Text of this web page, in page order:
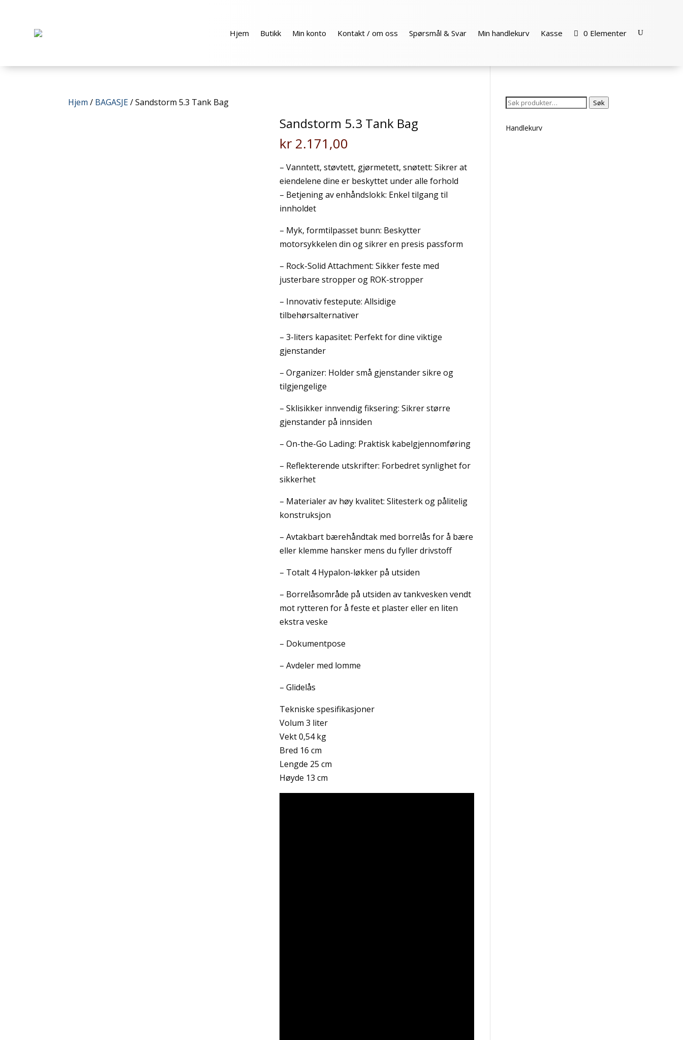
Hjem Butikk Min konto Kontakt / om oss Spørsmål & Svar Min handlekurv Kasse 0 Elementer
Hjem / BAGASJE/ Sandstorm 5.3 Tank Bag
Sandstorm 5.3 Tank Bag
kr2.171,00
– Vanntett, støvtett, gjørmetett, snøtett: Sikrer at
eiendelene dine er beskyttet under alle forhold
– Betjening av enhåndslokk: Enkel tilgang til
innholdet
– Myk, formtilpasset bunn: Beskytter
motorsykkelen din og sikrer en presis passform
– Rock-Solid Attachment: Sikker feste med
justerbare stropper og ROK-stropper
– Innovativ festepute: Allsidige
tilbehørsalternativer
– 3-liters kapasitet: Perfekt for dine viktige
gjenstander
– Organizer: Holder små gjenstander sikre og
tilgjengelige
– Sklisikker innvendig fiksering: Sikrer større
gjenstander på innsiden
– On-the-Go Lading: Praktisk kabelgjennomføring
– Reflekterende utskrifter: Forbedret synlighet for
sikkerhet
– Materialer av høy kvalitet: Slitesterk og pålitelig
konstruksjon
– Avtakbart bærehåndtak med borrelås for å bære
eller klemme hansker mens du fyller drivstoff
– Totalt 4 Hypalon-løkker på utsiden
– Borrelåsområde på utsiden av tankvesken vendt
mot rytteren for å feste et plaster eller en liten
ekstra veske
– Dokumentpose
– Avdeler med lomme
– Glidelås
Tekniske spesifikasjoner
Volum 3 liter
Vekt 0,54 kg
Bred 16 cm
Lengde 25 cm
Høyde 13 cm
Søk
Søk
Handlekurv